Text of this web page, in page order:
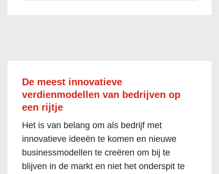
De meest innovatieve
verdienmodellen van bedrijven op
een rijtje
Het is van belang om als bedrijf met
innovatieve ideeën te komen en nieuwe
businessmodellen te creëren om bij te
blijven in de markt en niet het onderspit te